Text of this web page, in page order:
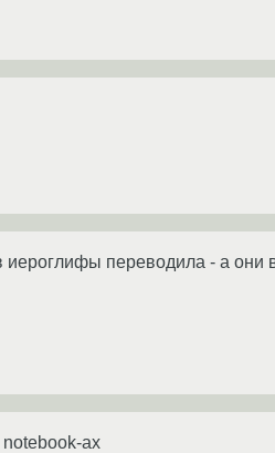
иероглифы переводила - а они
ах